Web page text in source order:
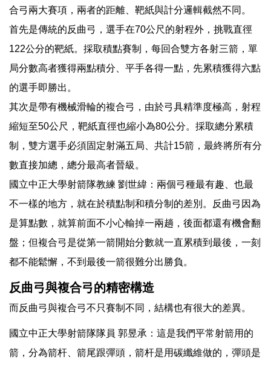
合弓兩大賽項，兩者的距離、靶紙與計分邏輯截然不同。
首先是傳統的反曲弓，選手在70公尺的射程外，挑戰直徑
122公分的靶紙。採取積點賽制，每回合雙方各射三箭，單
局分數高者獲得兩點積分、平手各得一點，先累積獲得六點
的選手即勝出。
其次是帶有機械滑輪的複合弓，由於弓具精準度極高，射程
縮短至50公尺，靶紙直徑也縮小為80公分。採取總分累積
制，雙方選手必須固定射滿五局、共計15箭，最終將所有分
數直接加總，總分最高者晉級。
國立中正大學射箭隊教練 劉世緯：兩個弓種最有趣、也最
不一樣的地方，就在於積點制和積分制的差別。反曲弓因為
是算點數，就算前面不小心輸掉一兩趟，後面都還有機會翻
盤；但複合弓是從第一箭開始分數就一直累積到最後，一刻
都不能鬆懈，不到最後一箭很難分出勝負。
反曲弓與複合弓的精密構造
而反曲弓與複合弓不只賽制不同，結構也有很大的差異。
國立中正大學射箭隊隊員 郭昱承：這是我們平常射箭用的
箭，分為箭杆、箭尾跟彈頭，箭杆是用碳纖維做的，彈頭是